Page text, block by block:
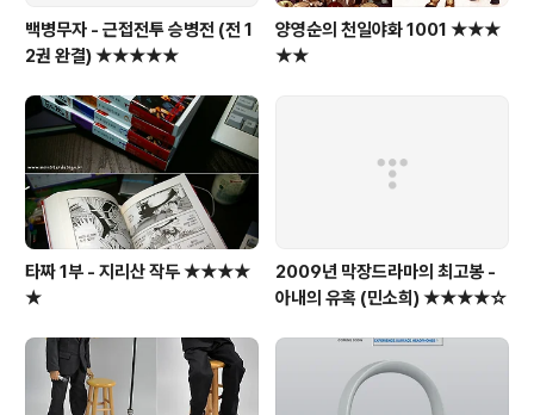
백병무자 - 근접전투 승병전 (전 1
2권 완결) ★★★★★
양영순의 천일야화 1001 ★★★
★★
타짜 1부 - 지리산 작두 ★★★★
★
2009년 막장드라마의 최고봉 -
아내의 유혹 (민소희) ★★★★☆